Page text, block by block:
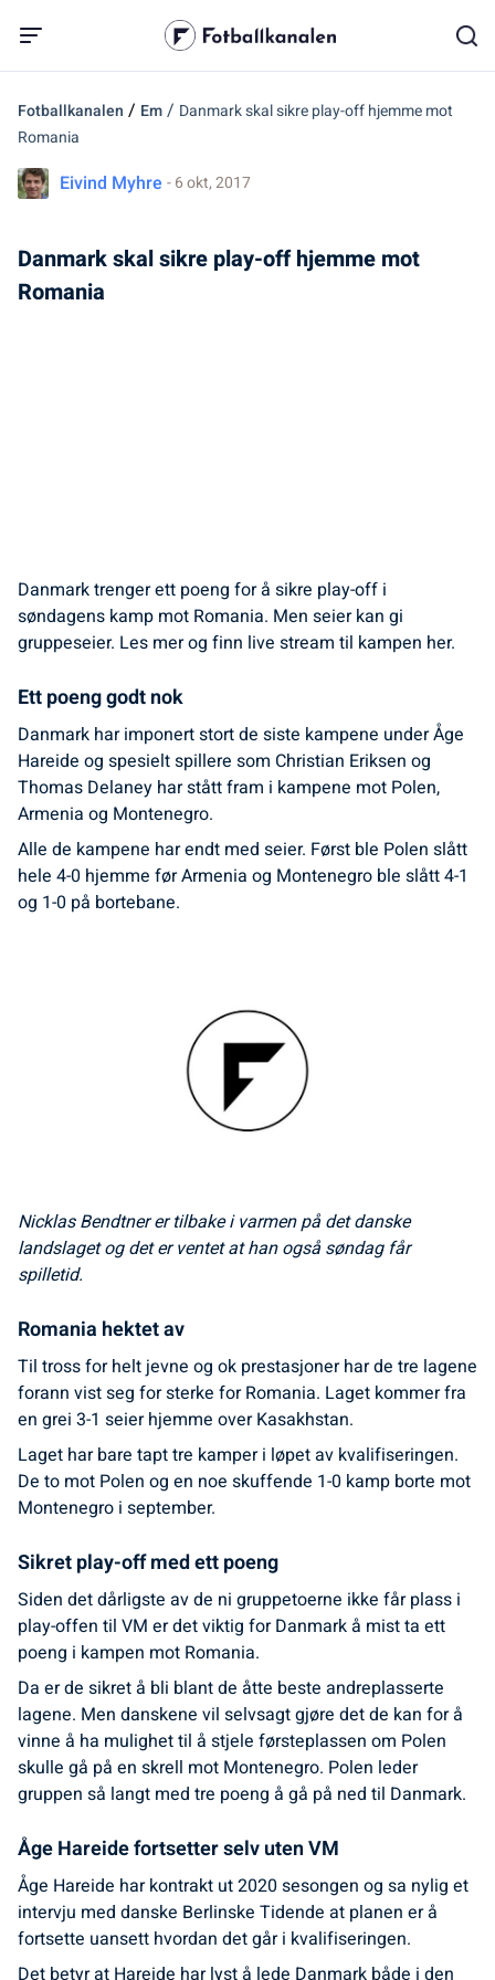
Fotballkanalen / Em/ Danmark skal sikre play-off hjemme mot
Romania
Eivind Myhre - 6 okt, 2017
Danmark skal sikre play-off hjemme mot
Romania
Danmark trenger ett poeng for å sikre play-off i
søndagens kamp mot Romania. Men seier kan gi
gruppeseier. Les mer og finn live stream til kampen her.
Ett poeng godt nok
Danmark har imponert stort de siste kampene under Åge
Hareide og spesielt spillere som Christian Eriksen og
Thomas Delaney har stått fram i kampene mot Polen,
Armenia og Montenegro.
Alle de kampene har endt med seier. Først ble Polen slått
hele 4-0 hjemme før Armenia og Montenegro ble slått 4-1
og 1-0 på bortebane.
Nicklas Bendtner er tilbake i varmen på det danske
landslaget og det er ventet at han også søndag får
spilletid.
Romania hektet av
Til tross for helt jevne og ok prestasjoner har de tre lagene
forann vist seg for sterke for Romania. Laget kommer fra
en grei 3-1 seier hjemme over Kasakhstan.
Laget har bare tapt tre kamper i løpet av kvalifiseringen.
De to mot Polen og en noe skuffende 1-0 kamp borte mot
Montenegro i september.
Sikret play-off med ett poeng
Siden det dårligste av de ni gruppetoerne ikke får plass i
play-offen til VM er det viktig for Danmark å mist ta ett
poeng i kampen mot Romania.
Da er de sikret å bli blant de åtte beste andreplasserte
lagene. Men danskene vil selvsagt gjøre det de kan for å
vinne å ha mulighet til å stjele førsteplassen om Polen
skulle gå på en skrell mot Montenegro. Polen leder
gruppen så langt med tre poeng å gå på ned til Danmark.
Åge Hareide fortsetter selv uten VM
Åge Hareide har kontrakt ut 2020 sesongen og sa nylig et
intervju med danske Berlinske Tidende at planen er å
fortsette uansett hvordan det går i kvalifiseringen.
Det betyr at Hareide har lyst å lede Danmark både i den